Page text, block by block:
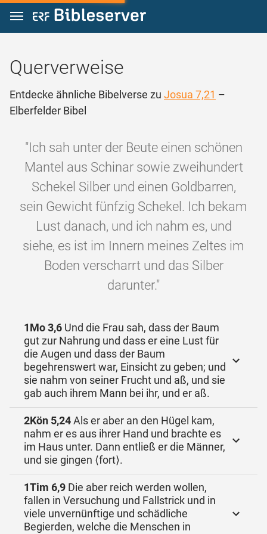
Zum Inhalt springen
Querverweise
Entdecke ähnliche Bibelverse zu Josua 7,21 –
Elberfelder Bibel
"Ich sah unter der Beute einen schönen
Mantel aus Schinar sowie zweihundert
Schekel Silber und einen Goldbarren,
sein Gewicht fünfzig Schekel. Ich bekam
Lust danach, und ich nahm es, und
siehe, es ist im Innern meines Zeltes im
Boden verscharrt und das Silber
darunter."
1Mo 3,6 Und die Frau sah, dass der Baum
gut zur Nahrung und dass er eine Lust für
die Augen und dass der Baum
begehrenswert war, Einsicht zu geben; und
sie nahm von seiner Frucht und aß, und sie
gab auch ihrem Mann bei ihr, und er aß.
2Kön 5,24Als er aber an den Hügel kam,
nahm er es aus ihrer Hand und brachte es
im Haus unter. Dann entließ er die Männer,
und sie gingen ⟨fort⟩.
1Tim 6,9 Die aber reich werden wollen,
fallen in Versuchung und Fallstrick und in
viele unvernünftige und schädliche
Begierden, welche die Menschen in